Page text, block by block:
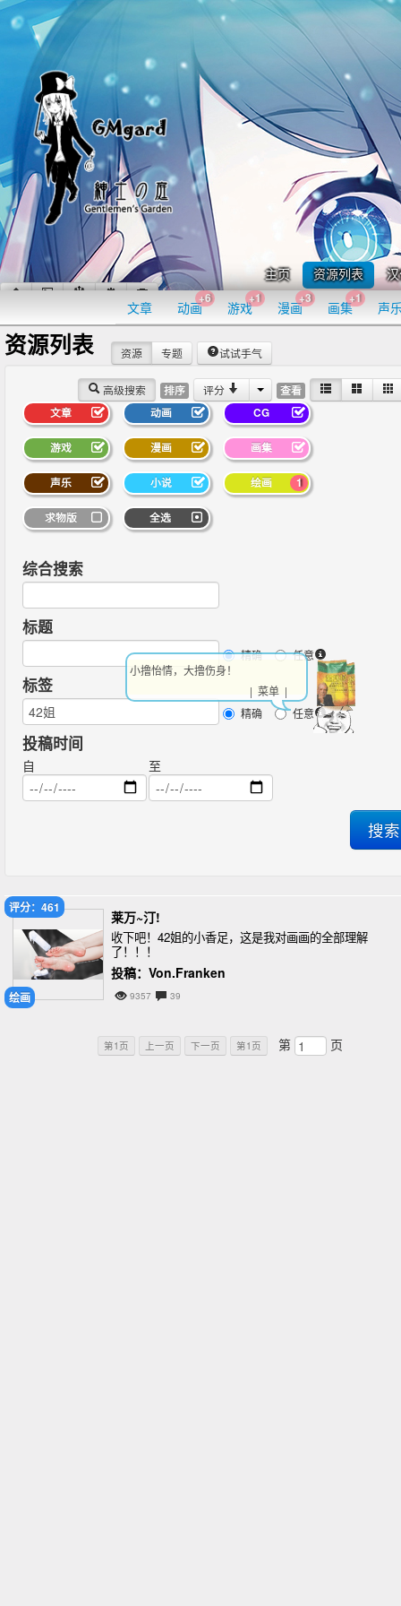
主页 资源列表
文章 动画
+6
游戏
+1
漫画
+3
画集
+1
声
资源列表
高级搜索 排序 评分 查看
资源 专题 试试手气
文章 动画 CG
游戏 漫画 画集
声乐 小说 1
绘画
求物版 全选
综合搜索
标题
精确 任意
标签
精确 任意
投稿时间
自 至
绘画
评分：461
莱万~汀!
收下吧！42姐的小香足，这是我对画画的全部理解
了！！！
投稿：Von.Franken
9357 39
第1页 上一页 下一页 第1页 第 页
小撸怡情，大撸伤身！
| 菜单 |